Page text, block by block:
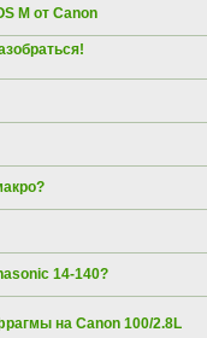
M от Canon
14-140?
на Canon 100/2.8L